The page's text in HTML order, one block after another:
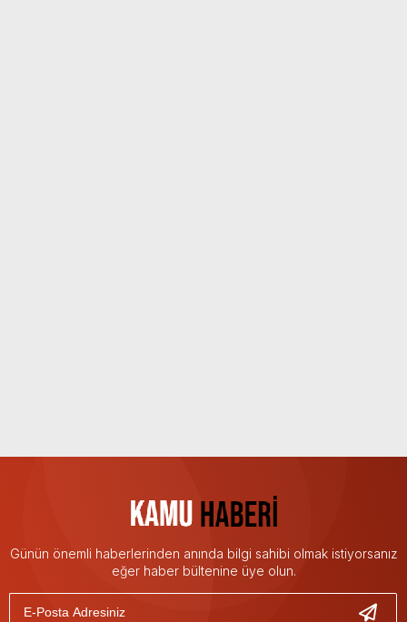
Günün önemli haberlerinden anında bilgi sahibi olmak istiyorsanız
eğer haber bültenine üye olun.